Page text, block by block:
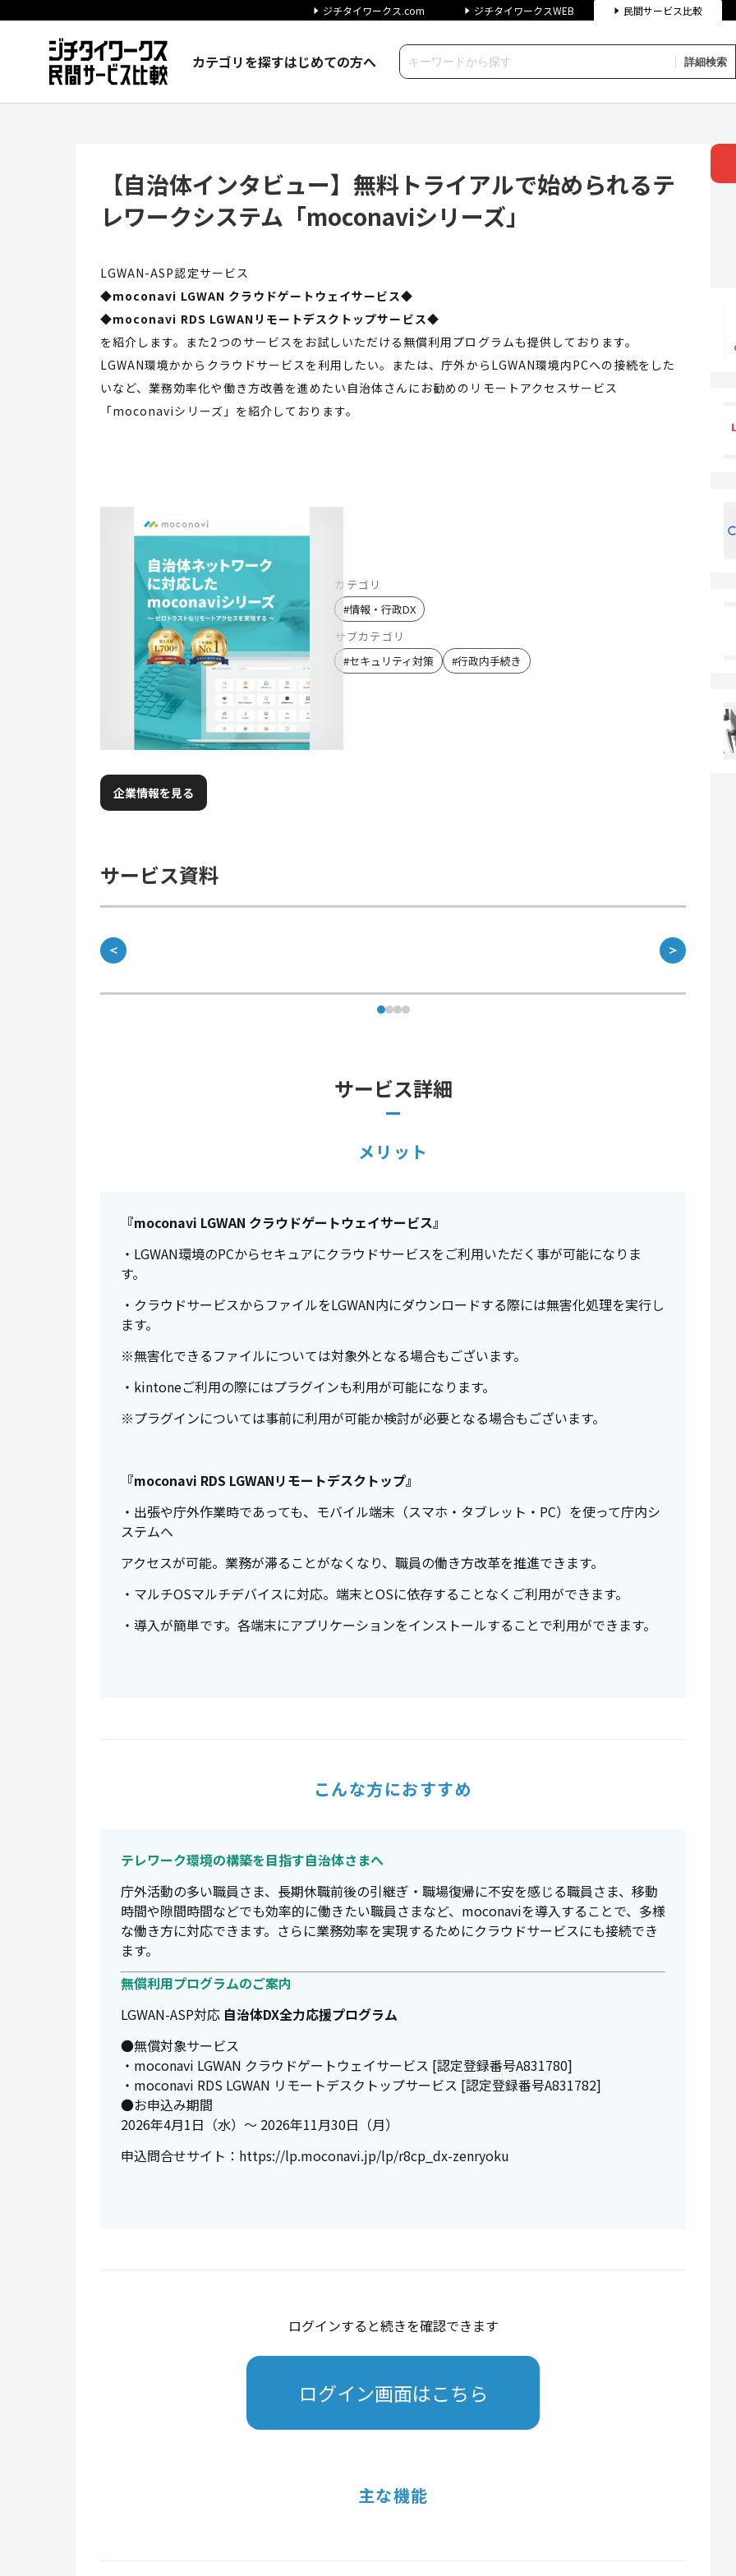
ジチタイワークス.com ジチタイワークスWEB 民間サービス比較
カテゴリを探すはじめての方へ 詳細検索
【自治体インタビュー】無料トライアルで始められるテ
レワークシステム「moconaviシリーズ」
LGWAN-ASP認定サービス
◆moconavi LGWAN クラウドゲートウェイサービス◆
◆moconavi RDS LGWANリモートデスクトップサービス◆
を紹介します。また2つのサービスをお試しいただける無償利用プログラムも提供しております。
LGWAN環境かからクラウドサービスを利用したい。または、庁外からLGWAN環境内PCへの接続をした
いなど、業務効率化や働き方改善を進めたい自治体さんにお勧めのリモートアクセスサービス
「moconaviシリーズ」を紹介しております。
カテゴリ
#情報・行政DX
サブカテゴリ
#セキュリティ対策 #行政内手続き
企業情報を見る
サービス資料
＜ ＞
サービス詳細
メリット
『moconavi LGWAN クラウドゲートウェイサービス』
・LGWAN環境のPCからセキュアにクラウドサービスをご利用いただく事が可能になりま
す。
・クラウドサービスからファイルをLGWAN内にダウンロードする際には無害化処理を実行し
ます。
※無害化できるファイルについては対象外となる場合もございます。
・kintoneご利用の際にはプラグインも利用が可能になります。
※プラグインについては事前に利用が可能か検討が必要となる場合もございます。
『moconavi RDS LGWANリモートデスクトップ』
・出張や庁外作業時であっても、モバイル端末（スマホ・タブレット・PC）を使って庁内シ
ステムへ
アクセスが可能。業務が滞ることがなくなり、職員の働き方改革を推進できます。
・マルチOSマルチデバイスに対応。端末とOSに依存することなくご利用ができます。
・導入が簡単です。各端末にアプリケーションをインストールすることで利用ができます。
こんな方におすすめ
テレワーク環境の構築を目指す自治体さまへ
庁外活動の多い職員さま、長期休職前後の引継ぎ・職場復帰に不安を感じる職員さま、移動
時間や隙間時間などでも効率的に働きたい職員さまなど、moconaviを導入することで、多様
な働き方に対応できます。さらに業務効率を実現するためにクラウドサービスにも接続でき
ます。
無償利用プログラムのご案内
LGWAN-ASP対応 自治体DX全力応援プログラム
●無償対象サービス
・moconavi LGWAN クラウドゲートウェイサービス [認定登録番号A831780]
・moconavi RDS LGWAN リモートデスクトップサービス [認定登録番号A831782]
●お申込み期間
2026年4月1日（水）～ 2026年11月30日（月）
申込問合せサイト： https://lp.moconavi.jp/lp/r8cp_dx-zenryoku
ログインすると続きを確認できます
ログイン画面はこちら
主な機能